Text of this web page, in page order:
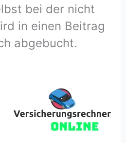
bei der nicht
in einen Beitrag
abgebucht.